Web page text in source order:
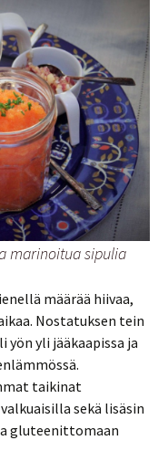
marinoitua sipulia
määrää hiivaa,
Nostatuksen tein
yön yli jääkaapissa ja
taikinat
sekä lisäsin
gluteenittomaan